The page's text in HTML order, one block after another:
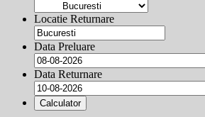
Locatie Returnare
Data Preluare
Data Returnare
Calculator